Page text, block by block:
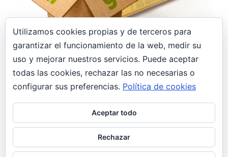
8 febrero, 2020
Archivar, desarchivar, comprimir y
descomprimir .tar.gz, .tar, .gz y .zip en Linux
General
Todo informático que se precie tiene en su blog
el típico post como «nota» o «recordatorio» con
comandos para comprimir/descomprimir.
¡Pues justo has caído en el mío!
Utilizamos cookies propias y de terceros para
garantizar el funcionamiento de la web, medir su
uso y mejorar nuestros servicios. Puede aceptar
todas las cookies, rechazar las no necesarias o
configurar sus preferencias. Política de cookies
Aceptar todo
Rechazar